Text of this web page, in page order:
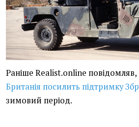
Раніше Realist.online
Британія посилить підтримку
зимовий період.